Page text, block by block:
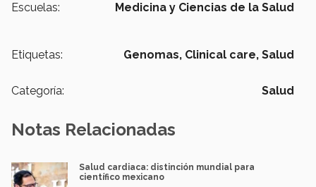
Escuelas: Medicina y Ciencias de la Salud
Etiquetas: Genomas, Clinical care, Salud
Categoría: Salud
Notas Relacionadas
Salud cardiaca: distinción mundial para
científico mexicano